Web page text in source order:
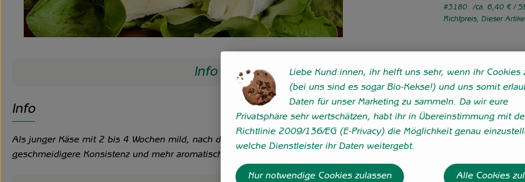
#3180 ca. 6,40 €/
Richtpreis, Dieser
Info
Info
Als junger Käse mit 2 bis 4 Wochen mild, nach deutscher Art. Bekommt mit zunehmender Reife eine
geschmeidigere Konsistenz und mehr aromatische Tiefe in Richtung des französischen Vorbilds.
Liebe Kund:innen, ihr helft uns sehr, wenn ihr Cookies
(bei uns sind es sogar Bio-Kekse!) und uns somit
Daten für unser Marketing zu sammeln. Da wir eure
Privatsphäre sehr wertschätzen, habt ihr in Übereinstimmung mit
Richtlinie 2009/136/EG (E-Privacy) die Möglichkeit genau
welche Dienstleister ihr Daten weitergebt.
Nur notwendige Cookies zulassen Alle Cookies